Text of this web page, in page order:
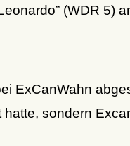
(WDR 5)
ExCanWahn
sondern